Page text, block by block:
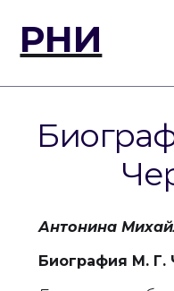
РНИ
Антонина
Биография М. Г.